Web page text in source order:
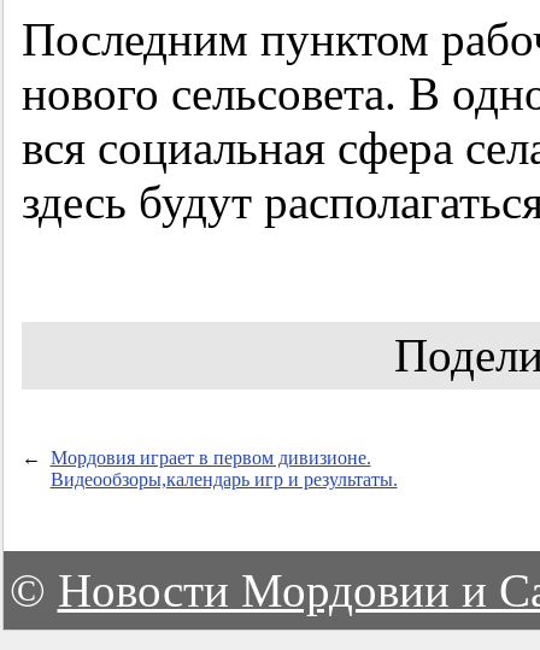
Последним пунктом
нового сельсовета. В
вся социальная сфера
здесь будут
←
Мордовия играет в первом дивизионе.
Видеообзоры,календарь игр и результаты.
© Новости Мордовии и